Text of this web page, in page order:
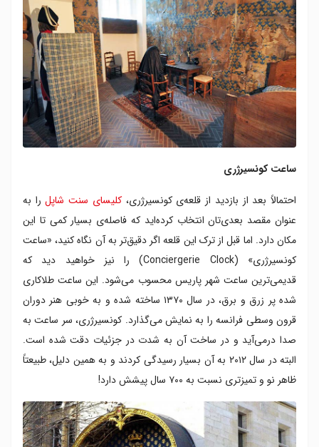
ساعت کونسیرژری
احتمالاً بعد از بازدید از قلعه‌ی کونسیرژری،کلیسای سنت شاپلرا به
عنوان مقصد بعدی‌تان انتخاب کرده‌اید که فاصله‌ی بسیار کمی تا این
مکان دارد. اما قبل از ترک این قلعه اگر دقیق‌تر به آن نگاه کنید، «ساعت
کونسیرژری» (Conciergerie Clock) را نیز خواهید دید که
قدیمی‌ترین ساعت شهر پاریس محسوب می‌شود. این ساعت طلاکاری
شده‌ پر زرق و برق، در سال ۱۳۷۰ ساخته شده و به خوبی هنر دوران
قرون وسطی فرانسه را به نمایش می‌گذارد. کونسیرژری، سر ساعت به
صدا درمی‌آید و در ساخت آن به شدت در جزئیات دقت شده است.
البته در سال ۲۰۱۲ به آن بسیار رسیدگی کردند و به همین دلیل، طبیعتاً
ظاهر نو و تمیزتری نسبت به ۷۰۰ سال پیشش دارد!